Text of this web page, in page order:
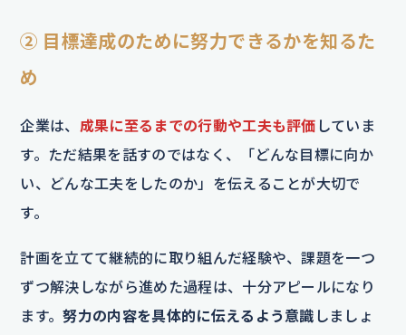
② 目標達成のために努力できるかを知るた
め
企業は、 成果に至るまでの行動や工夫も評価 していま
す。ただ結果を話すのではなく、「どんな目標に向か
い、どんな工夫をしたのか」を伝えることが大切で
す。
計画を立てて継続的に取り組んだ経験や、課題を一つ
ずつ解決しながら進めた過程は、十分アピールになり
ます。努力の内容を具体的に伝えるよう意識 しましょ